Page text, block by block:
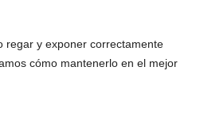
regar y exponer correctamente
cómo mantenerlo en el mejor